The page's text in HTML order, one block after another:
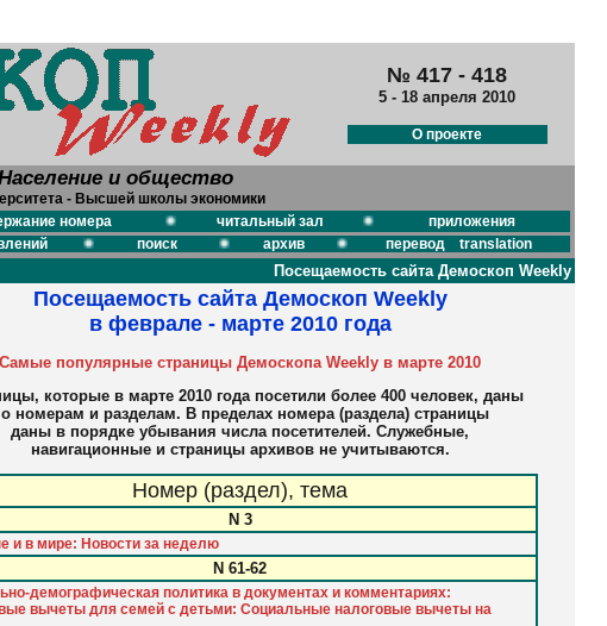
№ 417 - 418
5 - 18 апреля 2010
О проекте
и общество
- Высшей школы экономики
номера читальный зал
приложения
поиск архив перевод translation
Посещаемость сайта Демоскоп Weekly
Посещаемость сайта Демоскоп Weekly
в феврале - марте 2010 года
Самые популярные страницы Демоскопа Weekly в марте 2010
которые в марте 2010 года посетили более 400 человек, даны
номерам и разделам. В пределах номера (раздела) страницы
даны в порядке убывания числа посетителей. Служебные,
навигационные и страницы архивов не учитываются.
Номер (раздел), тема
N 3
и в мире: Новости за неделю
N 61-62
демографическая политика в документах и комментариях:
вычеты для семей с детьми: Социальные налоговые вычеты на